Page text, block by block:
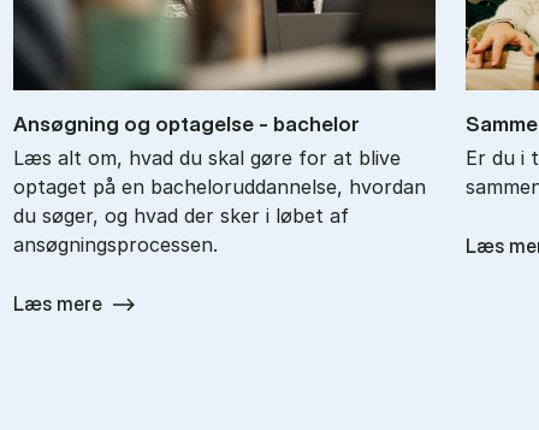
An­søg­ning og op­ta­gel­se - ba­chel­or
Læs alt om, hvad du skal gøre for at blive
optaget på en bacheloruddannelse, hvordan
du søger, og hvad der sker i løbet af
ansøgningsprocessen.
Læs mere
Er du i
Læs